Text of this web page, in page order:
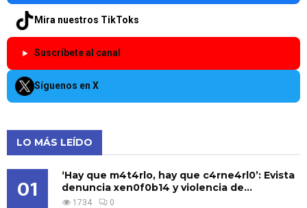
Mira nuestros TikToks
Suscríbete al canal
Síguenos en X
LO MÁS LEÍDO
01
‘Hay que m4t4rlo, hay que c4rne4rl0’: Evista
denuncia xen0f0b14 y violencia de...
1734 0